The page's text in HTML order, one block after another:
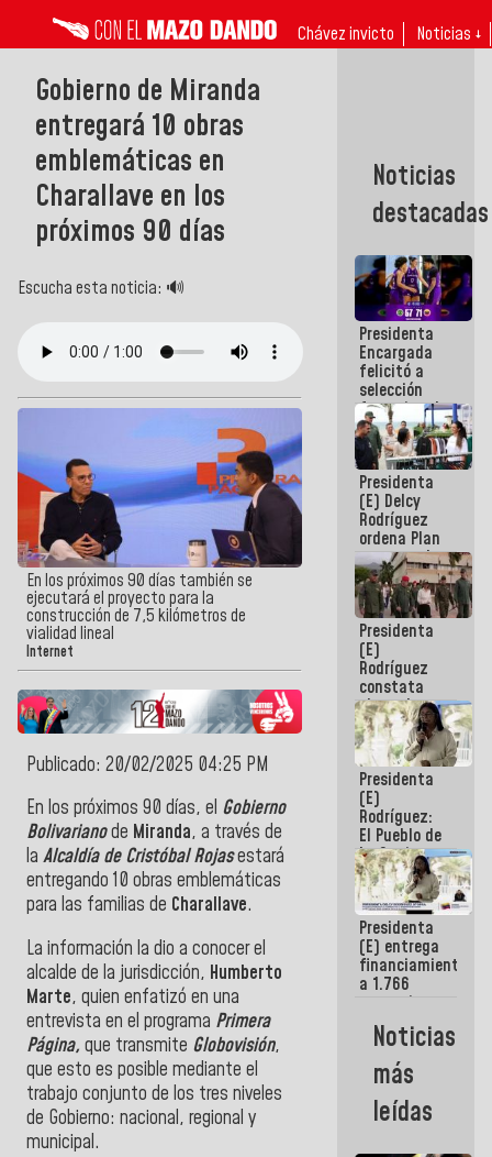
Chávez invicto Noticias ↓
Gobierno de Miranda
entregará 10 obras
emblemáticas en
Charallave en los
próximos 90 días
Escucha esta noticia: 🔊
En los próximos 90 días también se
ejecutará el proyecto para la
construcción de 7,5 kilómetros de
vialidad lineal
Internet
Publicado: 20/02/2025 04:25 PM
En los próximos 90 días, el Gobierno
Bolivarianode Miranda, a través de
la Alcaldía de Cristóbal Rojasestará
entregando 10 obras emblemáticas
para las familias de Charallave.
La información la dio a conocer el
alcalde de la jurisdicción, Humberto
Marte, quien enfatizó en una
entrevista en el programa Primera
Página, que transmite Globovisión,
que esto es posible mediante el
trabajo conjunto de los tres niveles
de Gobierno: nacional, regional y
municipal.
Noticias
destacadas
Presidenta
Encargada
felicitó a
selección
femenina de
baloncesto
por su
clasificación
a la
AmeriCup
2027
Presidenta
(E) Delcy
Rodríguez
ordena Plan
maestro de
desarrollo
logístico y
turístico
para La
Guaira
Presidenta
(E)
Rodríguez
constata
obras de
rehabilitación
de Escuela
Militar de
Mamo en La
Guaira
Presidenta
(E)
Rodríguez:
El Pueblo de
La Guaira
siempre
estará
acompañada
por el
Gobierno
Nacional
Presidenta
(E) entrega
financiamientos
a 1.766
comerciantes
emprendedores
afectados
por
terremotos
Noticias
más
leídas